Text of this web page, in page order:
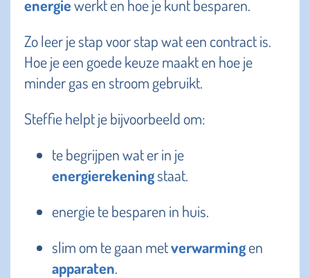
energiewerkt en hoe je kunt besparen.
Zo leer je stap voor stap wat een contract is.
Hoe je een goede keuze maakt en hoe je
minder gas en stroom gebruikt.
Steffie helpt je bijvoorbeeld om:
te begrijpen wat er in je
energierekeningstaat.
energie te besparen in huis.
slim om te gaan metverwarmingen
apparaten.